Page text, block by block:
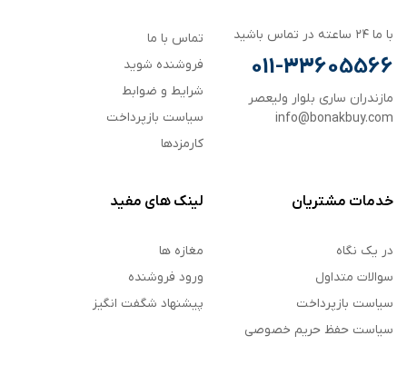
با ما ۲۴ ساعته در تماس باشید
011-33605566
مازندران ساری بلوار ولیعصر
info@bonakbuy.com
تماس با ما
فروشنده شوید
شرایط و ضوابط
سیاست بازپرداخت
کارمزدها
خدمات مشتریان
در یک نگاه
سوالات متداول
سیاست بازپرداخت
سیاست حفظ حریم خصوصی
لینک های مفید
مغازه ها
ورود فروشنده
پیشنهاد شگفت انگیز